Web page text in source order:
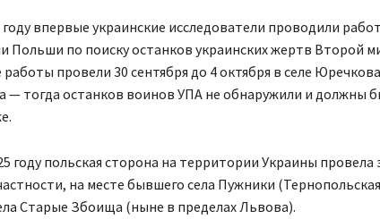
впервые украинские исследователи проводили
Польши по поиску останков украинских жертв Второй
провели 30 сентября до 4 октября в селе
— тогда останков воинов УПА не обнаружили и должны
году польская сторона на территории Украины
на месте бывшего села Пужники
Старые Збоища (ныне в пределах Львова).